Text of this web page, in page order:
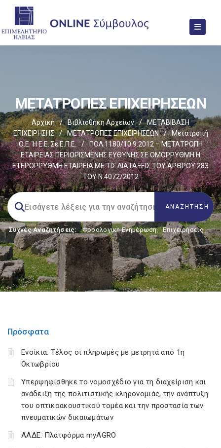
ΜΕΤΑΤΡΟΠΕΣ ΕΠΙΧΕΙΡΗΣΕΩΝ
Αρχική / Βιβλιοθήκη Αρχείων /
ΜΕΤΑΒΙΒΑΣΗ
ΕΠΙΧΕIΡΗΣΗΣ
/ ΜΕΤΑΤΡΟΠΕΣ ΕΠΙΧΕΙΡΗΣΕΩΝ /
Μετατροπή
Ο.Ε. Ή Ε.Ε. Σε Ε.Π.Ε.
/
ΠΟΛ.1180/10.9.2012 – ΜΕΤΑΤΡΟΠΗ
ΕΤΑΙΡΕΙΑΣ ΠΕΡΙΟΡΙΣΜΕΝΗΣ ΕΥΘΥΝΗΣ ΣΕ ΟΜΟΡΡΥΘΜΗ Η
ΕΤΕΡΟΡΡΥΘΜΗ ΕΤΑΙΡΕΙΑ ΜΕ ΤΙΣ ΔΙΑΤΑΞΕΙΣ ΤΟΥ ΑΡΘΡΟΥ 283
ΤΟΥ Ν.4072/2012
Συχνές Αναζητήσεις: Φορολογικη Ενημέρωση, Επιχειρήσεις
Πρόσφατα
Ενοίκια: Τέλος οι πληρωμές με μετρητά από 1η
Οκτωβρίου
Υπερψηφίσθηκε το νομοσχέδιο για τη διαχείριση και
ανάδειξη της πολιτιστικής κληρονομιάς, την ανάπτυξη
του οπτικοακουστικού τομέα και την προστασία των
πνευματικών δικαιωμάτων
ΑΑΔΕ: Πλατφόρμα myAGRO